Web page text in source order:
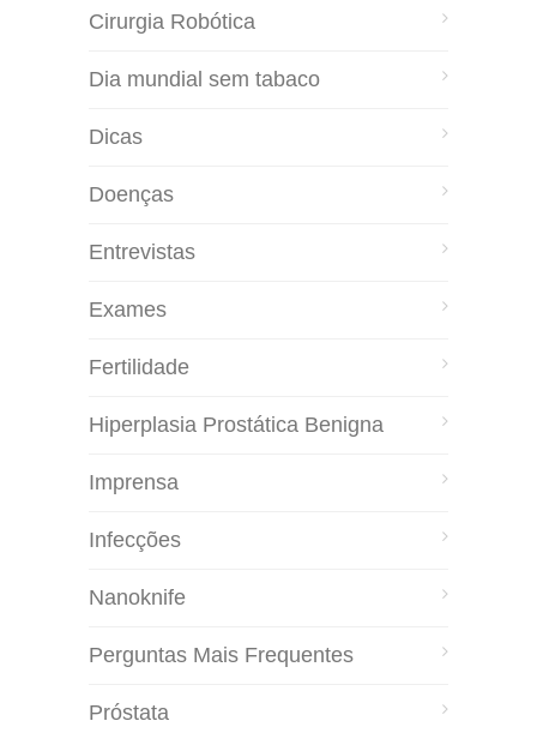
Cirurgia Robótica
Dia mundial sem tabaco
Dicas
Doenças
Entrevistas
Exames
Fertilidade
Hiperplasia Prostática Benigna
Imprensa
Infecções
Nanoknife
Perguntas Mais Frequentes
Próstata